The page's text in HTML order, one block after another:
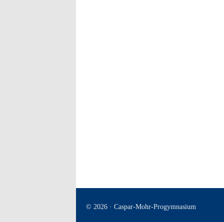
© 2026 · Caspar-Mohr-Progymnasium